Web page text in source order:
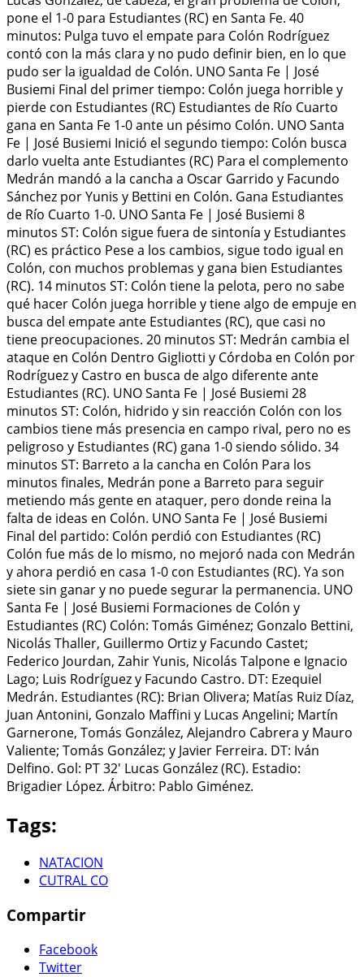
pone el 1-0 para Estudiantes (RC) en Santa Fe. 40
minutos: Pulga tuvo el empate para Colón Rodríguez
contó con la más clara y no pudo definir bien, en lo que
pudo ser la igualdad de Colón. UNO Santa Fe | José
Busiemi Final del primer tiempo: Colón juega horrible y
pierde con Estudiantes (RC) Estudiantes de Río Cuarto
gana en Santa Fe 1-0 ante un pésimo Colón. UNO Santa
Fe | José Busiemi Inició el segundo tiempo: Colón busca
darlo vuelta ante Estudiantes (RC) Para el complemento
Medrán mandó a la cancha a Oscar Garrido y Facundo
Sánchez por Yunis y Bettini en Colón. Gana Estudiantes
de Río Cuarto 1-0. UNO Santa Fe | José Busiemi 8
minutos ST: Colón sigue fuera de sintonía y Estudiantes
(RC) es práctico Pese a los cambios, sigue todo igual en
Colón, con muchos problemas y gana bien Estudiantes
(RC). 14 minutos ST: Colón tiene la pelota, pero no sabe
qué hacer Colón juega horrible y tiene algo de empuje en
busca del empate ante Estudiantes (RC), que casi no
tiene preocupaciones. 20 minutos ST: Medrán cambia el
ataque en Colón Dentro Gigliotti y Córdoba en Colón por
Rodríguez y Castro en busca de algo diferente ante
Estudiantes (RC). UNO Santa Fe | José Busiemi 28
minutos ST: Colón, hidrido y sin reacción Colón con los
cambios tiene más presencia en campo rival, pero no es
peligroso y Estudiantes (RC) gana 1-0 siendo sólido. 34
minutos ST: Barreto a la cancha en Colón Para los
minutos finales, Medrán pone a Barreto para seguir
metiendo más gente en ataquer, pero donde reina la
falta de ideas en Colón. UNO Santa Fe | José Busiemi
Final del partido: Colón perdió con Estudiantes (RC)
Colón fue más de lo mismo, no mejoró nada con Medrán
y ahora perdió en casa 1-0 con Estudiantes (RC). Ya son
siete sin ganar y no puede segurar la permanencia. UNO
Santa Fe | José Busiemi Formaciones de Colón y
Estudiantes (RC) Colón: Tomás Giménez; Gonzalo Bettini,
Nicolás Thaller, Guillermo Ortiz y Facundo Castet;
Federico Jourdan, Zahir Yunis, Nicolás Talpone e Ignacio
Lago; Luis Rodríguez y Facundo Castro. DT: Ezequiel
Medrán. Estudiantes (RC): Brian Olivera; Matías Ruiz Díaz,
Juan Antonini, Gonzalo Maffini y Lucas Angelini; Martín
Garnerone, Tomás González, Alejandro Cabrera y Mauro
Valiente; Tomás González; y Javier Ferreira. DT: Iván
Delfino. Gol: PT 32' Lucas González (RC). Estadio:
Brigadier López. Árbitro: Pablo Giménez.
Tags:
NATACION
CUTRAL CO
Compartir
Facebook
Twitter